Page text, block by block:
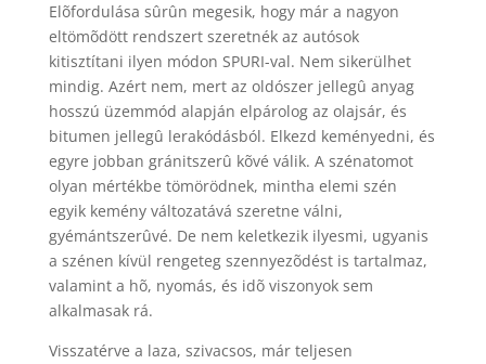
Elõfordulása sûrûn megesik, hogy már a nagyon
eltömõdött rendszert szeretnék az autósok
kitisztítani ilyen módon SPURI-val. Nem sikerülhet
mindig. Azért nem, mert az oldószer jellegû anyag
hosszú üzemmód alapján elpárolog az olajsár, és
bitumen jellegû lerakódásból. Elkezd keményedni, és
egyre jobban gránitszerû kõvé válik. A szénatomot
olyan mértékbe tömörödnek, mintha elemi szén
egyik kemény változatává szeretne válni,
gyémántszerûvé. De nem keletkezik ilyesmi, ugyanis
a szénen kívül rengeteg szennyezõdést is tartalmaz,
valamint a hõ, nyomás, és idõ viszonyok sem
alkalmasak rá.
Visszatérve a laza, szivacsos, már teljesen